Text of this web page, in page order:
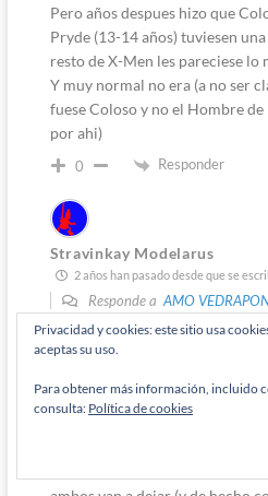
Pero años despues hizo que
Pryde (13-14 años) tuviesen
resto de X-Men les pareciese lo
Y muy normal no era (a no ser
fuese Coloso y no el Hombre
por ahi)
0 Responder
Stravinkay Modelarus
2 años han pasado desde que se
Responde a AMO
La historia de Vengadores #200
Kitty Pryde es en la que es
no la de su romance inocentón
Jeff y Annie en Community)
romance que nos viene a decir
los adultos del grupo al
Privacidad y cookies: este sitio usa
aceptas su uso.
Para obtener más información, incluido
consulta: Política de cookies